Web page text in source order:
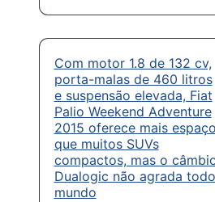
Com motor 1.8 de 132 cv,
porta-malas de 460 litros
e suspensão elevada, Fiat
Palio Weekend Adventure
2015 oferece mais espaço
que muitos SUVs
compactos, mas o
Dualogic não agrada todo
mundo